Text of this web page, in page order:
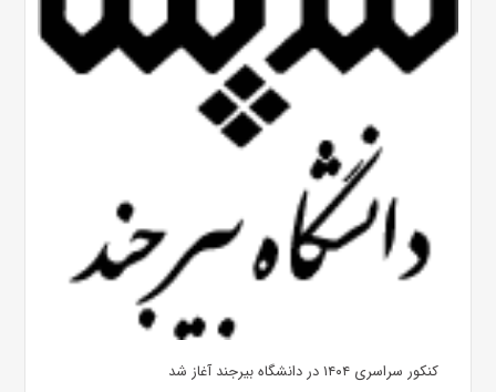
کنکور سراسری ۱۴۰۴ در دانشگاه بیرجند آغاز شد